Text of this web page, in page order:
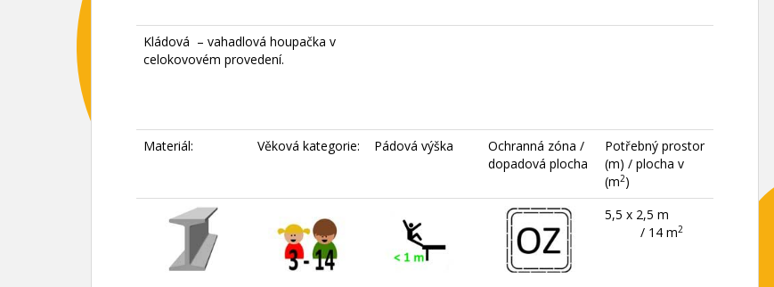
Kládová – vahadlová houpačka v
celokovovém provedení.
Materiál: Věková kategorie: Pádová výška
Ochranná zóna /
dopadová plocha
Potřebný prostor
(m) / plocha v
(m2)
5,5 x 2,5 m
/ 14 m2